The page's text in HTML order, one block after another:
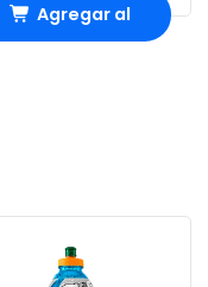
Agregar al